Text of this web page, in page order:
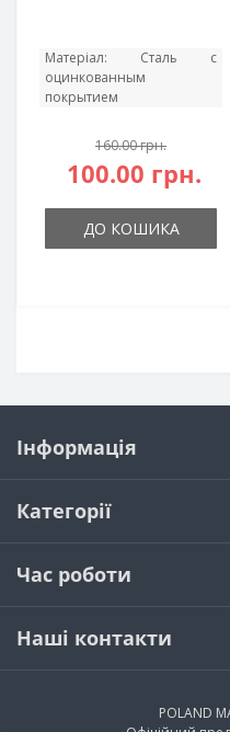
Матеріал:
Сталь с
оцинкованным
покрытием
160.00 грн.
100.00 грн.
ДО КОШИКА
Інформація
Категорії
Час роботи
Наші контакти
POLAND